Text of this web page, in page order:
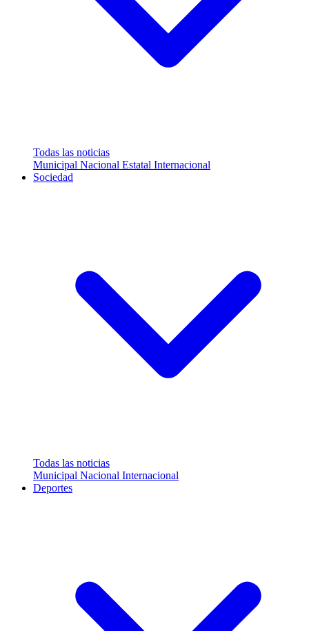
Todas las noticias
Municipal Nacional Estatal Internacional
Sociedad
Todas las noticias
Municipal Nacional Internacional
Deportes